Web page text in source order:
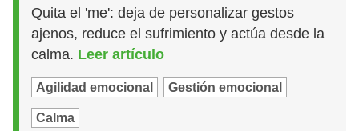
Quita el 'me': deja de personalizar gestos
ajenos, reduce el sufrimiento y actúa desde la
calma. Leer artículo
Agilidad emocional Gestión emocional
Calma